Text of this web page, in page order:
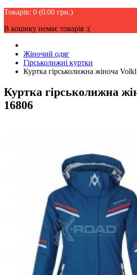
Товарів: 0 (0.00 грн.)
В кошику немає товарів :(
Жіночий одяг
Гірськолижні куртки
Куртка гірськолижна жіноча
Куртка гірськолижна
16806